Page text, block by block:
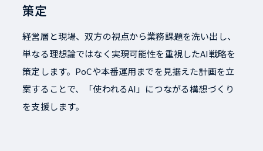
策定
経営層と現場、双方の視点から業務課題を洗い出し、
単なる理想論ではなく実現可能性を重視したAI戦略を
策定します。PoCや本番運用までを見据えた計画を立
案することで、「使われるAI」につながる構想づくり
を支援します。